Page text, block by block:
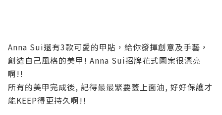
Anna Sui還有3款可愛的甲貼，給你發揮創意及手藝，
創造自己風格的美甲! Anna Sui招牌花式圖案很漂亮
啊!!
所有的美甲完成後, 記得最最緊要蓋上面油, 好好保護才
能KEEP得更持久啊!!